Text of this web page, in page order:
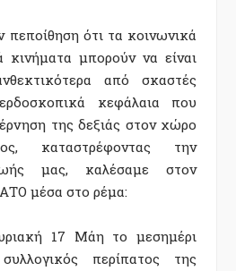
ότι τα κοινωνικά
κινήματα μπορούν να είναι
από σκαστές
κεφάλαια που
της δεξιάς στον χώρο
καταστρέφοντας την
μας, καλέσαμε στον
μέσα στο ρέμα:
17 Μάη το μεσημέρι
περίπατος της